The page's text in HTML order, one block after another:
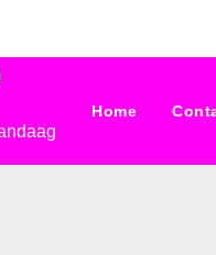
Home